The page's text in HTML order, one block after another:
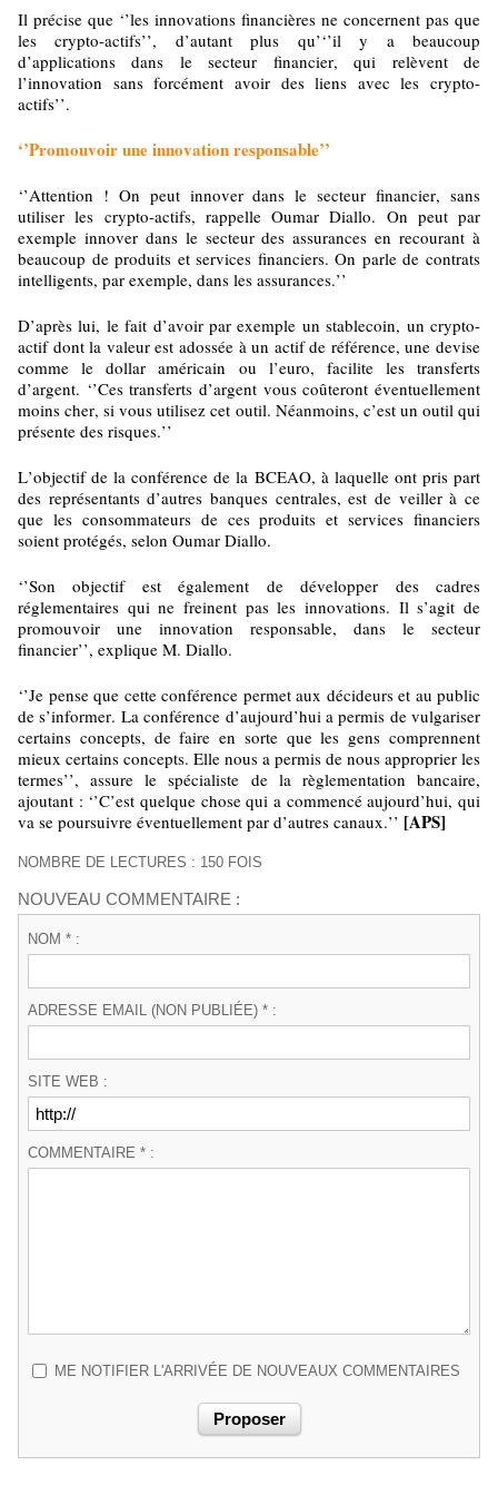
Il précise que ‘’les innovations financières ne concernent pas que
les crypto-actifs’’, d’autant plus qu’‘’il y a beaucoup
d’applications dans le secteur financier, qui relèvent de
l’innovation sans forcément avoir des liens avec les crypto-
actifs’’.
‘’Promouvoir une innovation responsable’’
‘’Attention ! On peut innover dans le secteur financier, sans
utiliser les crypto-actifs, rappelle Oumar Diallo. On peut par
exemple innover dans le secteur des assurances en recourant à
beaucoup de produits et services financiers. On parle de contrats
intelligents, par exemple, dans les assurances.’’
D’après lui, le fait d’avoir par exemple un stablecoin, un crypto-
actif dont la valeur est adossée à un actif de référence, une devise
comme le dollar américain ou l’euro, facilite les transferts
d’argent. ‘’Ces transferts d’argent vous coûteront éventuellement
moins cher, si vous utilisez cet outil. Néanmoins, c’est un outil qui
présente des risques.’’
L’objectif de la conférence de la BCEAO, à laquelle ont pris part
des représentants d’autres banques centrales, est de veiller à ce
que les consommateurs de ces produits et services financiers
soient protégés, selon Oumar Diallo.
‘’Son objectif est également de développer des cadres
réglementaires qui ne freinent pas les innovations. Il s’agit de
promouvoir une innovation responsable, dans le secteur
financier’’, explique M. Diallo.
‘’Je pense que cette conférence permet aux décideurs et au public
de s’informer. La conférence d’aujourd’hui a permis de vulgariser
certains concepts, de faire en sorte que les gens comprennent
mieux certains concepts. Elle nous a permis de nous approprier les
termes’’, assure le spécialiste de la règlementation bancaire,
ajoutant : ‘’C’est quelque chose qui a commencé aujourd’hui, qui
va se poursuivre éventuellement par d’autres canaux.’’ [APS]
NOMBRE DE LECTURES : 150 FOIS
NOUVEAU COMMENTAIRE :
NOM * :
ADRESSE EMAIL (NON PUBLIÉE) * :
SITE WEB :
COMMENTAIRE * :
ME NOTIFIER L'ARRIVÉE DE NOUVEAUX COMMENTAIRES